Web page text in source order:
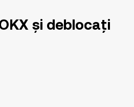
și deblocați